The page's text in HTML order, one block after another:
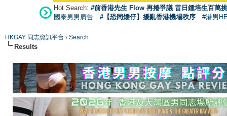
Hot Search: #前香港先生 Flow 再捲爭議 昔日鍾培生百萬
國泰男男廣告
#【恐同矮仔】擾亂香港機場秩序 #港男
HKGAY 同志資訊平台 › Search
Results